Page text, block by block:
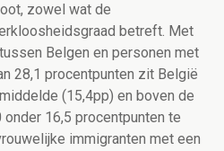
zowel wat de
betreft. Met
Belgen en personen met
28,1 procentpunten zit België
(15,4pp) en boven de
16,5 procentpunten te
immigranten met een